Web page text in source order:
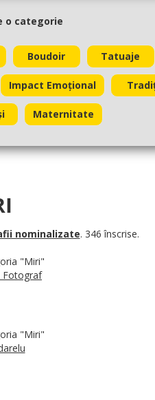
o categorie
Boudoir Tatuaje
Impact Emoțional
Maternitate
nominalizate. 346 înscrise.
"Miri"
Fotograf
"Miri"